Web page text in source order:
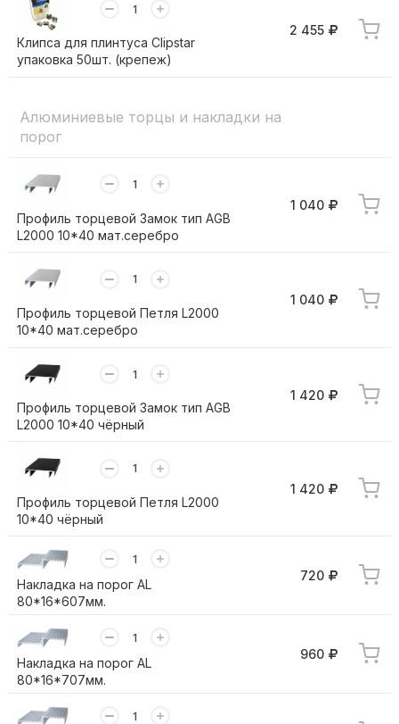
Клипса для плинтуса Clipstar
упаковка 50шт. (крепеж)
2 455
Алюминиевые торцы и накладки на
порог
Профиль торцевой Замок тип AGB
L2000 10*40 мат.серебро
1 040
Профиль торцевой Петля L2000
10*40 мат.серебро
1 040
Профиль торцевой Замок тип AGB
L2000 10*40 чёрный
1 420
Профиль торцевой Петля L2000
10*40 чёрный
1 420
Накладка на порог AL
80*16*607мм.
720
Накладка на порог AL
80*16*707мм.
960